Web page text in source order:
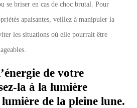
se briser en cas de choc brutal. Pour
apaisantes, veillez à manipuler la
les situations où elle pourrait être
de votre
la à la lumière
de la pleine lune.